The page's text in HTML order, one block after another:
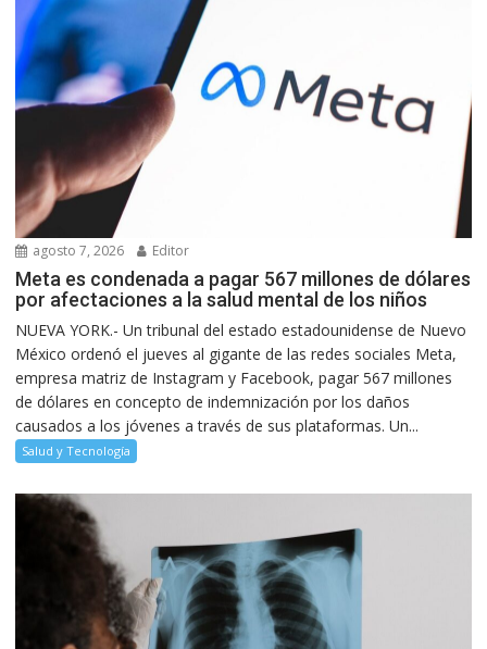
agosto 7, 2026 Editor
Meta es condenada a pagar 567 millones de dólares
por afectaciones a la salud mental de los niños
NUEVA YORK.- Un tribunal del estado estadounidense de Nuevo
México ordenó el jueves al gigante de las redes sociales Meta,
empresa matriz de Instagram y Facebook, pagar 567 millones
de dólares en concepto de indemnización por los daños
causados a los jóvenes a través de sus plataformas. Un...
Salud y Tecnología